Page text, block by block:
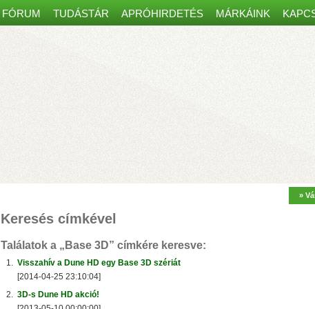
FÓRUM TUDÁSTÁR APRÓHIRDETÉS MÁRKÁINK
– 7” átmérőjű színes
– Amazon Alexa, Google Home
működés, egy régi ajtócsengő
»
Keresés címkével
Találatok a „Base 3D” címkére keresve:
1. Visszahív a Dune HD egy Base 3D szériát
[2014-04-25 23:10:04]
2. 3D-s Dune HD akció!